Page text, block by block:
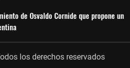
de Osvaldo Cornide que propone un
los derechos reservados